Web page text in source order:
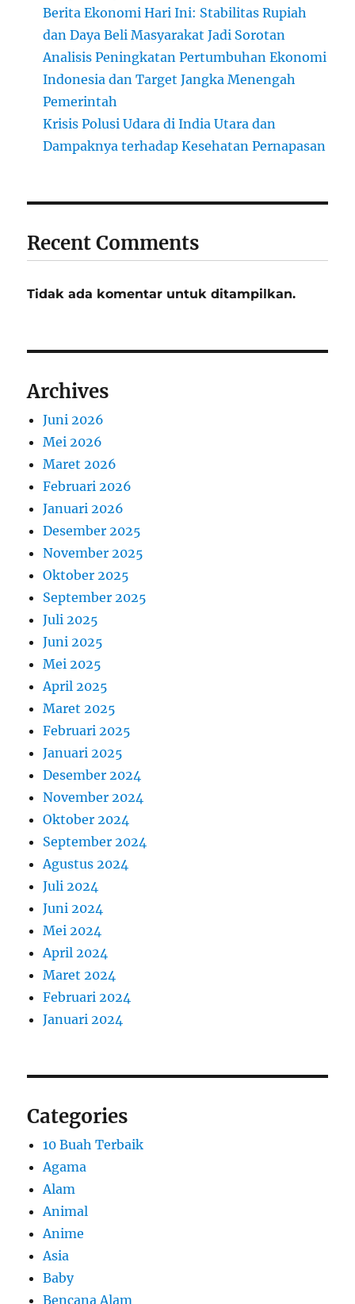
Berita Ekonomi Hari Ini: Stabilitas Rupiah
dan Daya Beli Masyarakat Jadi Sorotan
Analisis Peningkatan Pertumbuhan Ekonomi
Indonesia dan Target Jangka Menengah
Pemerintah
Krisis Polusi Udara di India Utara dan
Dampaknya terhadap Kesehatan Pernapasan
Recent Comments
Tidak ada komentar untuk ditampilkan.
Archives
Juni 2026
Mei 2026
Maret 2026
Februari 2026
Januari 2026
Desember 2025
November 2025
Oktober 2025
September 2025
Juli 2025
Juni 2025
Mei 2025
April 2025
Maret 2025
Februari 2025
Januari 2025
Desember 2024
November 2024
Oktober 2024
September 2024
Agustus 2024
Juli 2024
Juni 2024
Mei 2024
April 2024
Maret 2024
Februari 2024
Januari 2024
Categories
10 Buah Terbaik
Agama
Alam
Animal
Anime
Asia
Baby
Bencana Alam